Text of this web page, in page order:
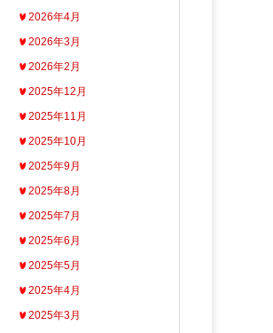
2026年4月
2026年3月
2026年2月
2025年12月
2025年11月
2025年10月
2025年9月
2025年8月
2025年7月
2025年6月
2025年5月
2025年4月
2025年3月